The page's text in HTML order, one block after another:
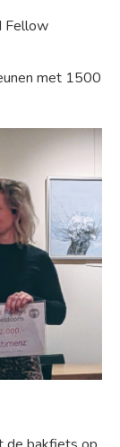
Fellow
met 1500